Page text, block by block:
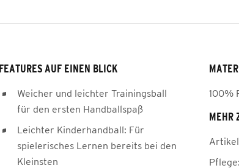
FEATURES AUF EINEN BLICK
Weicher und leichter Trainingsball
für den ersten Handballspaß
Leichter Kinderhandball: Für
spielerisches Lernen bereits bei den
Kleinsten
100%
MEHR
Pflege: